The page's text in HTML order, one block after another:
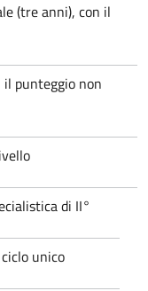
(tre anni), con il
il punteggio non
di II°
unico